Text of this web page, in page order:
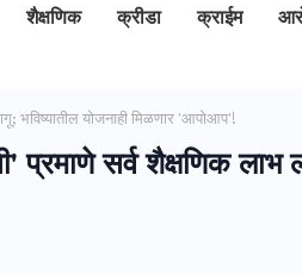
शैक्षणिक क्रीडा क्राईम
भविष्यातील योजनाही मिळणार 'आपोआप'!
प्रमाणे सर्व शैक्षणिक लाभ